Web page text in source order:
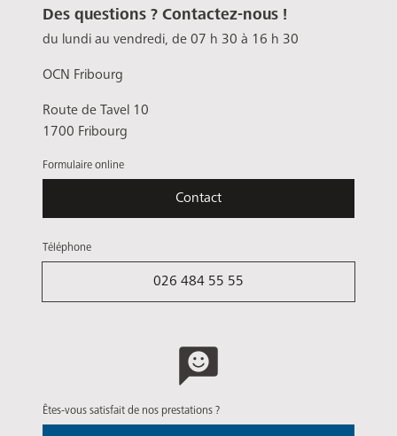
Des questions ? Contactez-nous !
du lundi au vendredi, de 07 h 30 à 16 h 30
OCN Fribourg
Route de Tavel 10
1700 Fribourg
Formulaire online
Contact
Téléphone
026 484 55 55
Êtes-vous satisfait de nos prestations ?